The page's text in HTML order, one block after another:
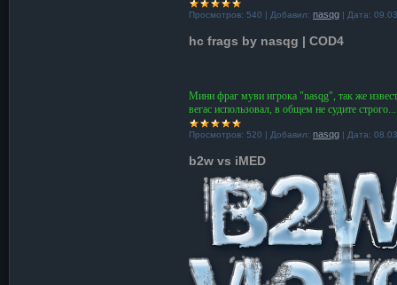
Просмотров: 540 | Добавил: nasqg | Дата:
hc frags by nasqg | COD4
Мини фраг муви игрока "nasqg", так же
вегас использовал, в общем не судите строго...
Просмотров: 520 | Добавил: nasqg | Дата:
b2w vs iMED